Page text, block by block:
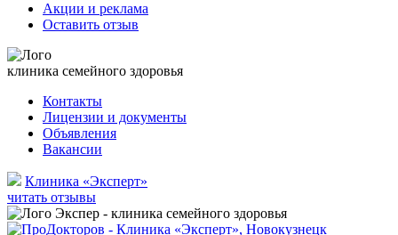
Акции и реклама
Оставить отзыв
клиника семейного здоровья
Контакты
Лицензии и документы
Объявления
Вакансии
Клиника «Эксперт»
читать отзывы